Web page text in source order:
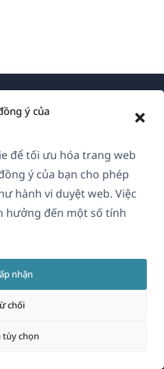
ý của
để tối ưu hóa trang web
ý của bạn cho phép
hành vi duyệt web. Việc
hưởng đến một số tính
nhận
chối
tùy chọn Limited
WPML
sách Bảo mật
của chúng tôi(mở
mới)
trong
cửa
sổ
mới)
trong
sổ